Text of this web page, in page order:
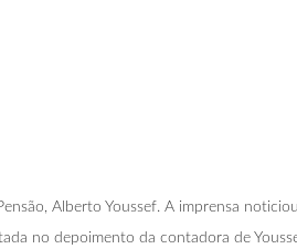
Alberto Youssef. A imprensa
no depoimento da contadora de